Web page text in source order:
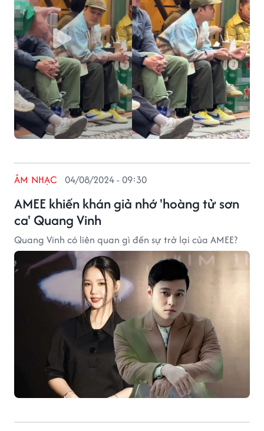
AMEE khiến khán giả nhớ 'hoàng tử sơn
ca' Quang Vinh
ÂM NHẠC 04/08/2024 - 09:30
Quang Vinh có liên quan gì đến sự trở lại của AMEE?